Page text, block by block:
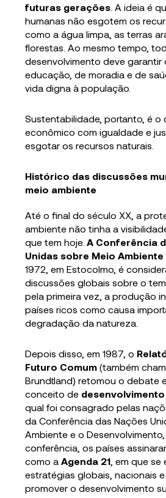
futuras gerações . A ideia é
humanas não esgotem os
como a água limpa, as terras
florestas. Ao mesmo tempo,
desenvolvimento deve
educação, de moradia e de
vida digna à população.
Sustentabilidade, portanto, é o
econômico com igualdade e
esgotar os recursos naturais.
Histórico das discussões
meio ambiente
Até o final do século XX, a
ambiente não tinha a
que tem hoje. A Conferência
Unidas sobre Meio Ambiente
1972, em Estocolmo, é
discussões globais sobre o
pela primeira vez, a produção
países ricos como causa
degradação da natureza.
Depois disso, em 1987, o
Futuro Comum (também
Brundtland) retomou o debate
conceito de
qual foi consagrado pelas
da Conferência das Nações
Ambiente e o Desenvolvimento,
conferência, os países
como a Agenda 21 , em que
estratégias globais, nacionais
promover o desenvolvimento